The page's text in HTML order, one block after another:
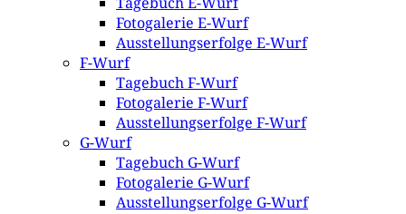
Fotogalerie E-Wurf
Ausstellungserfolge E-Wurf
F-Wurf
Tagebuch F-Wurf
Fotogalerie F-Wurf
Ausstellungserfolge F-Wurf
G-Wurf
Tagebuch G-Wurf
Fotogalerie G-Wurf
Ausstellungserfolge G-Wurf